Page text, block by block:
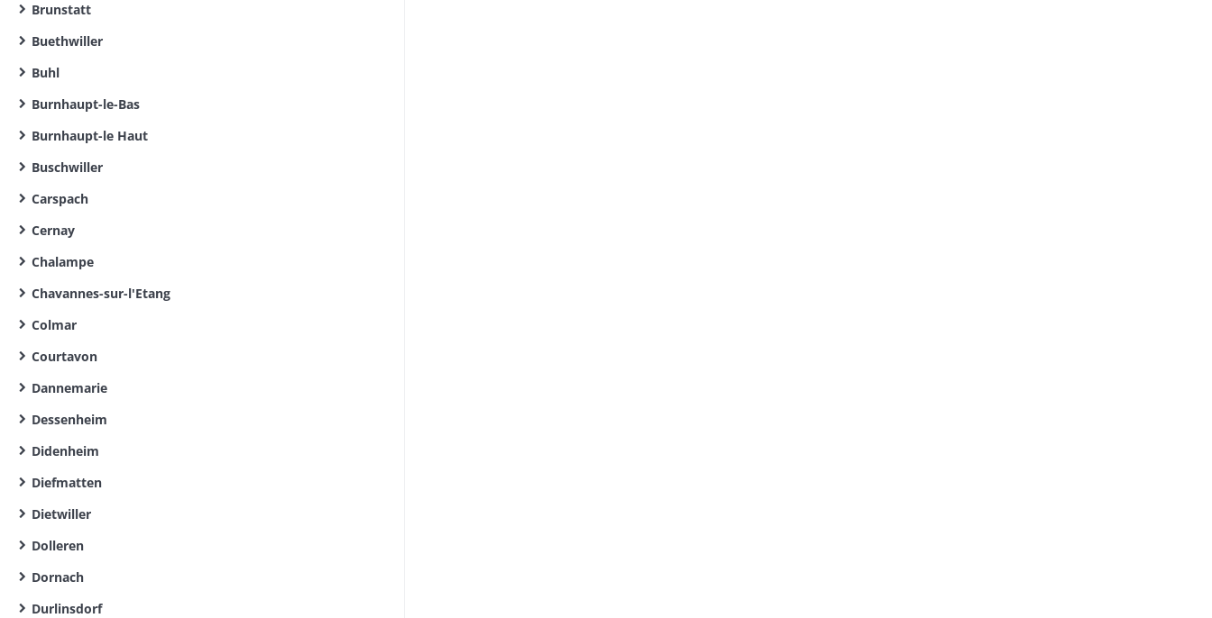
Brunstatt
Buethwiller
Buhl
Burnhaupt-le-Bas
Burnhaupt-le Haut
Buschwiller
Carspach
Cernay
Chalampe
Chavannes-sur-l'Etang
Colmar
Courtavon
Dannemarie
Dessenheim
Didenheim
Diefmatten
Dietwiller
Dolleren
Dornach
Durlinsdorf